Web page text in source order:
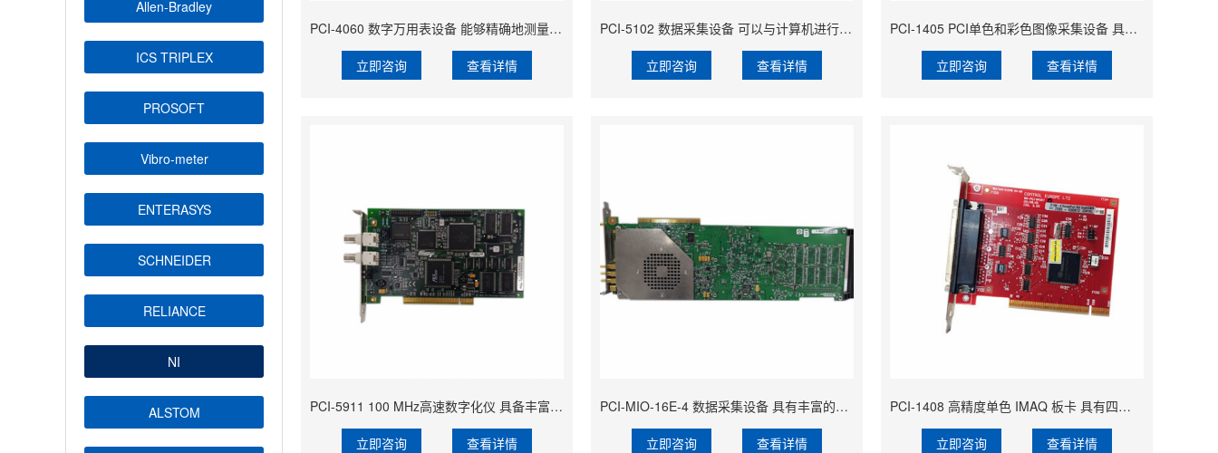
Allen-Bradley
ICS TRIPLEX
PROSOFT
Vibro-meter
ENTERASYS
SCHNEIDER
RELIANCE
NI
ALSTOM
PCI-4060 数字万用表设备 能够精确地测量低值电阻
立即咨询 查看详情
PCI-5102 数据采集设备 可以与计算机进行高速数据传输
立即咨询 查看详情
PCI-1405 PCI单色和彩色图像采集设备 具备高速传输和稳定性能
立即咨询 查看详情
PCI-5911 100 MHz高速数字化仪 具备丰富的软件支持
立即咨询 查看详情
PCI-MIO-16E-4 数据采集设备 具有丰富的定时I/O通道
立即咨询 查看详情
PCI-1408 高精度单色 IMAQ 板卡 具有四通道的模拟视频输入功能
立即咨询 查看详情